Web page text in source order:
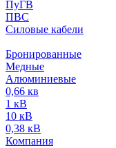
ПуГВ
ПВС
Силовые кабели
Бронированные
Медные
Алюминиевые
0,66 кв
1 кВ
10 кВ
0,38 кВ
Компания